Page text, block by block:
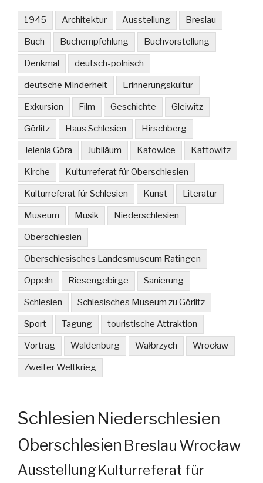
1945 Architektur Ausstellung Breslau
Buch Buchempfehlung Buchvorstellung
Denkmal deutsch-polnisch
deutsche Minderheit Erinnerungskultur
Exkursion Film Geschichte Gleiwitz
Görlitz Haus Schlesien Hirschberg
Jelenia Góra Jubiläum Katowice Kattowitz
Kirche Kulturreferat für Oberschlesien
Kulturreferat für Schlesien Kunst Literatur
Museum Musik Niederschlesien
Oberschlesien
Oberschlesisches Landesmuseum Ratingen
Oppeln Riesengebirge Sanierung
Schlesien Schlesisches Museum zu Görlitz
Sport Tagung touristische Attraktion
Vortrag Waldenburg Wałbrzych Wrocław
Zweiter Weltkrieg
Schlesien Niederschlesien
Oberschlesien Breslau Wrocław
Ausstellung Kulturreferat für